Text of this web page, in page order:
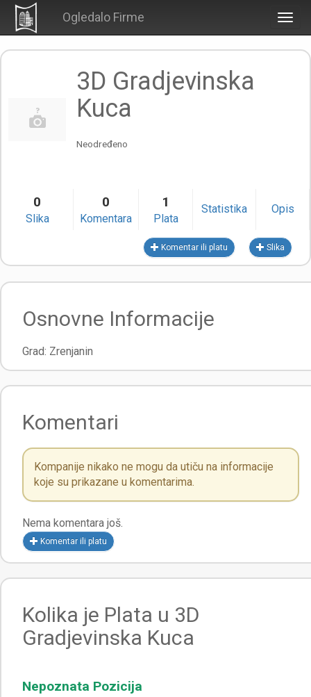
Ogledalo Firme
3D Gradjevinska
Kuca
Neodređeno
0
Slika
0
Komentara
1
Plata
Statistika Opis
Komentar ili platu Slika
Osnovne Informacije
Grad: Zrenjanin
Komentari
Kompanije nikako ne mogu da utiču na informacije
koje su prikazane u komentarima.
Nema komentara još.
Komentar ili platu
Kolika je Plata u 3D
Gradjevinska Kuca
Nepoznata Pozicija